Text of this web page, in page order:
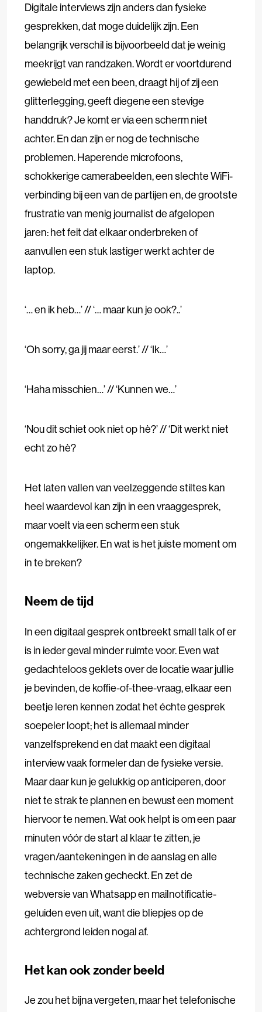
Digitale interviews zijn anders dan fysieke
gesprekken, dat moge duidelijk zijn. Een
belangrijk verschil is bijvoorbeeld dat je weinig
meekrijgt van randzaken. Wordt er voortdurend
gewiebeld met een been, draagt hij of zij een
glitterlegging, geeft diegene een stevige
handdruk? Je komt er via een scherm niet
achter. En dan zijn er nog de technische
problemen. Haperende microfoons,
schokkerige camerabeelden, een slechte WiFi-
verbinding bij een van de partijen en, de grootste
frustratie van menig journalist de afgelopen
jaren: het feit dat elkaar onderbreken of
aanvullen een stuk lastiger werkt achter de
laptop.
‘… en ik heb…’ // ‘… maar kun je ook?..’
‘Oh sorry, ga jij maar eerst.’ // ‘Ik…’
‘Haha misschien…’ // ‘Kunnen we…’
‘Nou dit schiet ook niet op hè?’ // ‘Dit werkt niet
echt zo hè?
Het laten vallen van veelzeggende stiltes kan
heel waardevol kan zijn in een vraaggesprek,
maar voelt via een scherm een stuk
ongemakkelijker. En wat is het juiste moment om
in te breken?
Neem de tijd
In een digitaal gesprek ontbreekt small talk of er
is in ieder geval minder ruimte voor. Even wat
gedachteloos geklets over de locatie waar jullie
je bevinden, de koffie-of-thee-vraag, elkaar een
beetje leren kennen zodat het échte gesprek
soepeler loopt; het is allemaal minder
vanzelfsprekend en dat maakt een digitaal
interview vaak formeler dan de fysieke versie.
Maar daar kun je gelukkig op anticiperen, door
niet te strak te plannen en bewust een moment
hiervoor te nemen. Wat ook helpt is om een paar
minuten vóór de start al klaar te zitten, je
vragen/aantekeningen in de aanslag en alle
technische zaken gecheckt. En zet de
webversie van Whatsapp en mailnotificatie-
geluiden even uit, want die bliepjes op de
achtergrond leiden nogal af.
Het kan ook zonder beeld
Je zou het bijna vergeten, maar het telefonische